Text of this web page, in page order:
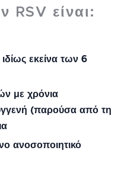
RSV είναι:
εκείνα των 6
με χρόνια
(παρούσα από τη
ανοσοποιητικό